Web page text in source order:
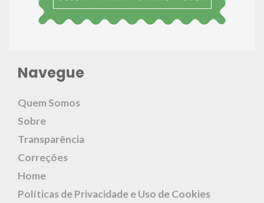
Navegue
Quem Somos
Sobre
Transparência
Correções
Home
Políticas de Privacidade e Uso de Cookies